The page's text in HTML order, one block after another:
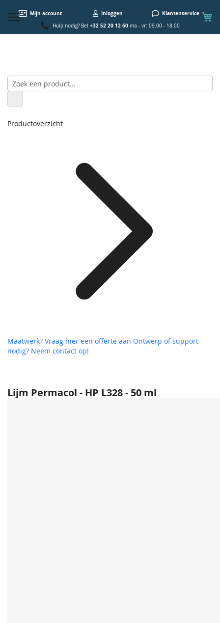
Mijn account Inloggen Klantenservice
Hulp nodig? Bel +32 52 20 12 60ma - vr: 09.00 - 18.00
Lijm Permacol - HP L328 - 50 ml
Productoverzicht
Maatwerk? Vraag hier een offerte aan Ontwerp of support
nodig? Neem contact op!